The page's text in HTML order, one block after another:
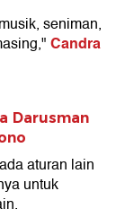
seniman,
Candra
Darusman
aturan lain
untuk